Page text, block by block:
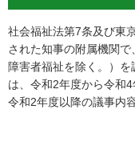
社会福祉法第7条及び東
された知事の附属機関
障害者福祉を除く。）
は、令和2年度から令和4
令和2年度以降の議事内